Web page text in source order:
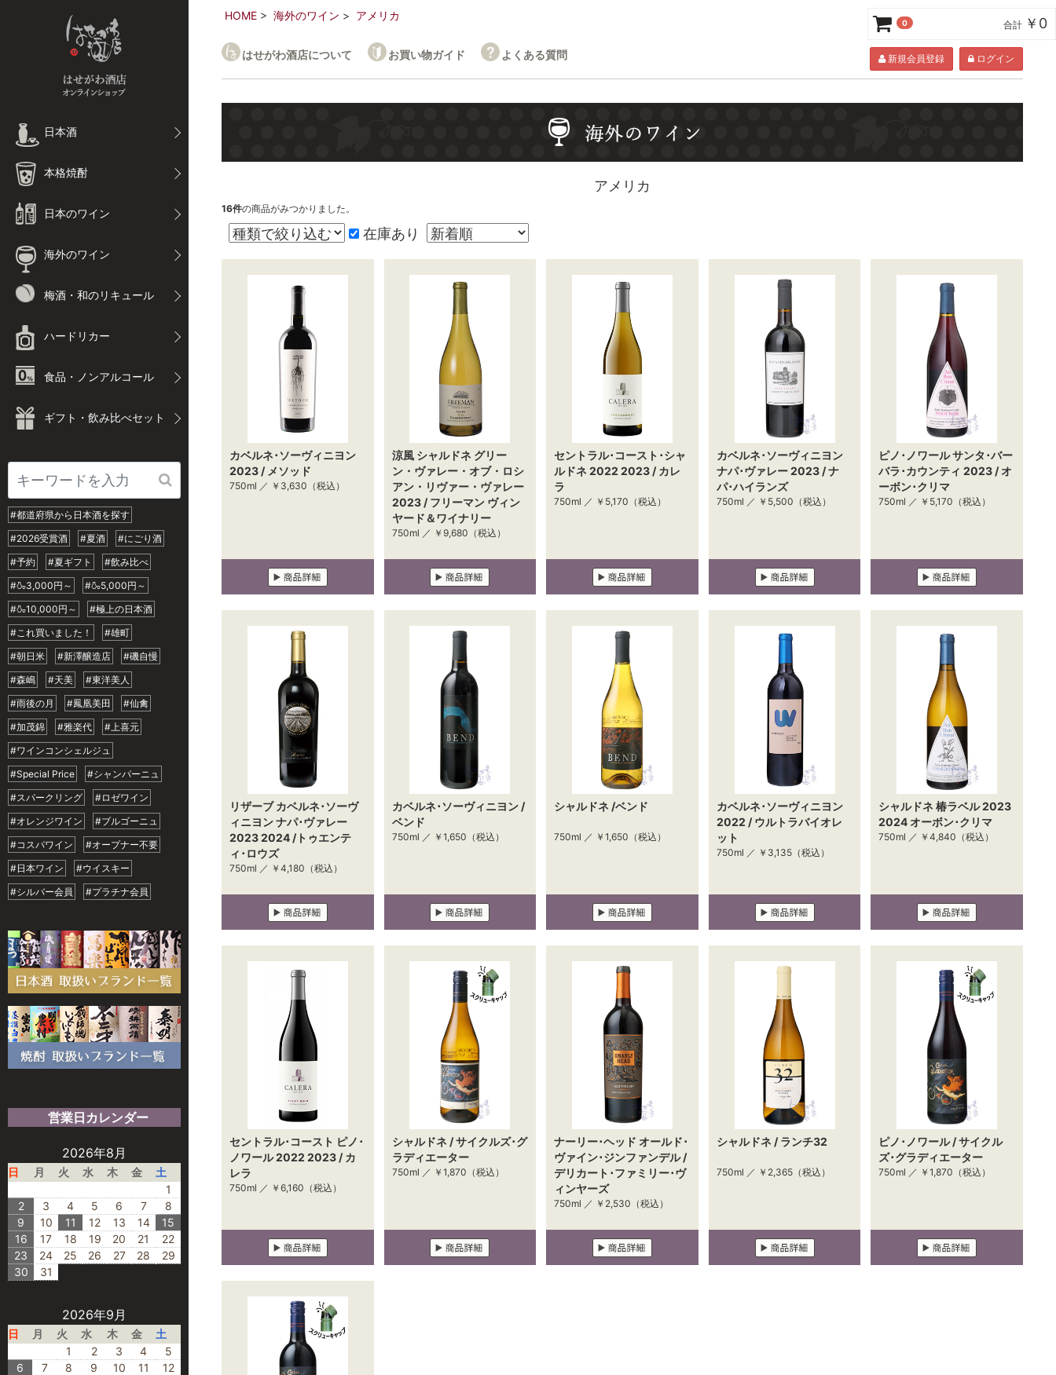
日本酒
本格焼酎
日本のワイン
海外のワイン
梅酒・和のリキュール
ハードリカー
食品・ノンアルコール
ギフト・飲み比べセット
#都道府県から日本酒を探す
#2026受賞酒
#夏酒
#にごり酒
#予約
#夏ギフト
#飲み比べ
#🍶3,000円～
#🍶5,000円～
#🍶10,000円～
#極上の日本酒
#これ買いました！
#雄町
#朝日米
#新澤醸造店
#磯自慢
#森嶋
#天美
#東洋美人
#雨後の月
#鳳凰美田
#仙禽
#加茂錦
#雅楽代
#上喜元
#ワインコンシェルジュ
#Special Price
#シャンパーニュ
#スパークリング
#ロゼワイン
#オレンジワイン
#ブルゴーニュ
#コスパワイン
#オープナー不要
#日本ワイン
#ウイスキー
#シルバー会員
#プラチナ会員
営業日カレンダー
2026年8月
日 月 火 水 木 金
土
1
2
3 4 5 6 7
8
9
10 11 12 13 14
15
16
17 18 19 20 21
22
23
24 25 26 27 28
29
30
31
2026年9月
日 月 火 水 木 金
土
1
2 3 4
5
6
7 8 9 10 11
12
HOME 海外のワイン アメリカ
はせがわ酒店について お買い物ガイド よくある質問 新規会員登録 ログイン
アメリカ
16件の商品がみつかりました。
在庫あり
カベルネ･ソーヴィニヨン
2023 / メソッド
750ml ／ ￥3,630 （税込）
涼風 シャルドネ グリー
ン・ヴァレー・オブ・ロシ
アン・リヴァー・ヴァレー
2023 / フリーマン ヴィン
ヤード＆ワイナリー
750ml ／ ￥9,680 （税込）
セントラル･コースト･シャ
ルドネ 2022 2023 / カレ
ラ
750ml ／ ￥5,170 （税込）
カベルネ･ソーヴィニヨン
ナパ･ヴァレー 2023 / ナ
パ･ハイランズ
750ml ／ ￥5,500 （税込）
ピノ･ノワール サンタ･バー
バラ･カウンティ 2023 / オ
ーボン･クリマ
750ml ／ ￥5,170 （税込）
リザーブ カベルネ･ソーヴ
ィニヨン ナパ･ヴァレー
2023 2024 /トゥエンテ
ィ･ロウズ
750ml ／ ￥4,180 （税込）
カベルネ･ソーヴィニヨン /
ベンド
750ml ／ ￥1,650 （税込）
シャルドネ /ベンド
750ml ／ ￥1,650 （税込）
カベルネ･ソーヴィニヨン
2022 / ウルトラバイオレ
ット
750ml ／ ￥3,135（税込）
シャルドネ 椿ラベル 2023
2024 オーボン･クリマ
750ml ／ ￥4,840 （税込）
セントラル･コースト ピノ･
ノワール 2022 2023 / カ
レラ
750ml ／ ￥6,160 （税込）
シャルドネ / サイクルズ･グ
ラディエーター
750ml ／ ￥1,870 （税込）
ナーリー･ヘッド オールド･
ヴァイン･ジンファンデル /
デリカート･ファミリー･ヴ
ィンヤーズ
750ml ／ ￥2,530 （税込）
シャルドネ / ランチ32
750ml ／ ￥2,365（税込）
ピノ･ノワール / サイクル
ズ･グラディエーター
750ml ／ ￥1,870 （税込）
0 合計 ￥0